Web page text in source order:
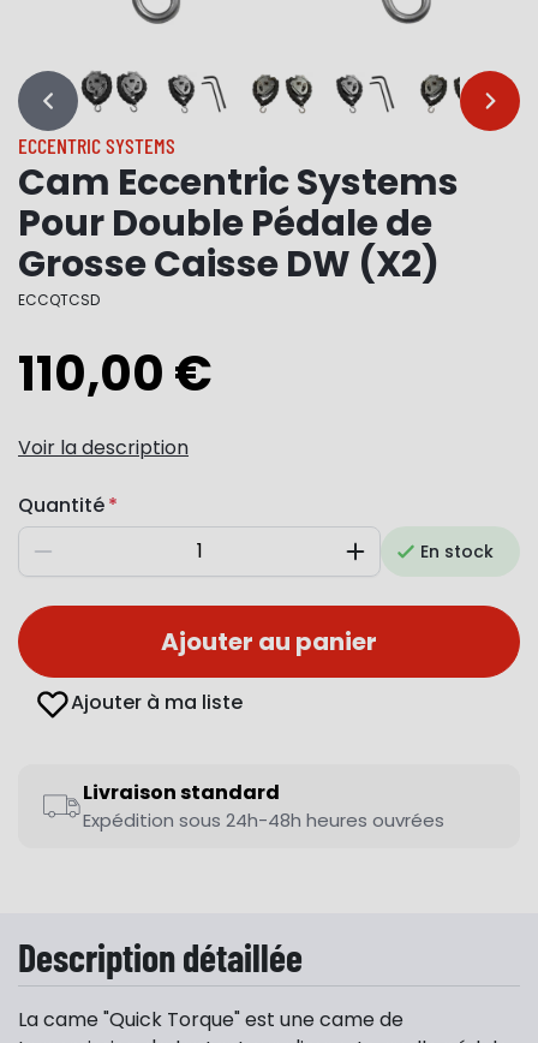
… …
ECCENTRIC SYSTEMS
Cam Eccentric Systems
Pour Double Pédale de
Grosse Caisse DW (X2)
ECCQTCSD
110,00 €
Voir la description
Quantité
Diminuer AugmenterEn stock
Ajouter au panier
Ajouter à ma liste
Livraison standard
Expédition sous 24h-48h heures ouvrées
Description détaillée
La came "Quick Torque" est une came de